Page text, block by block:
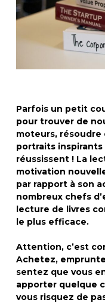
Parfois un petit
pour trouver de
moteurs, résoudre
portraits
réussissent ! La
motivation
par rapport à son
nombreux chefs
lecture de livres
le plus efficace.
Attention, c’est
Achetez,
sentez que vous
apporter quelque
vous risquez de